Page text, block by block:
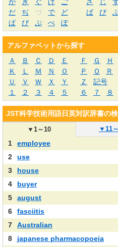
だ
ぢ づ で ど ば び
ぱ
ぴ ぷ ぺ ぽ
アルファベットから探す
Ａ
Ｂ Ｃ Ｄ Ｅ Ｆ Ｇ Ｈ
Ｋ
Ｌ Ｍ Ｎ Ｏ Ｐ Ｑ Ｒ
Ｕ
Ｖ Ｗ Ｘ Ｙ Ｚ
記号
１
２ ３ ４ ５ ６ ７ ８
JST科学技術用語日英対訳辞書の
▼1～10 ▼ 11
1
employee
2
use
3
house
4
buyer
5
august
6
fasciitis
7
Australian
8
japanese pharmacopoeia